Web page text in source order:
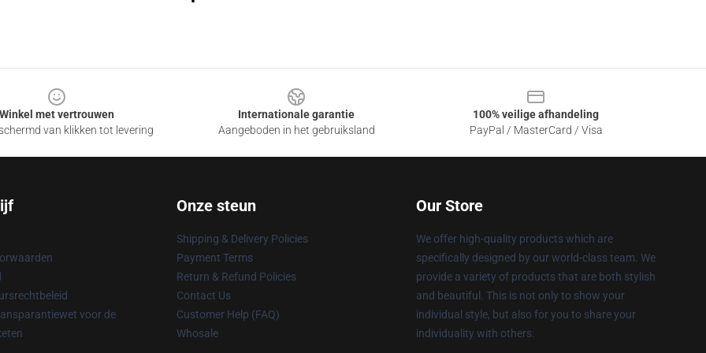
Winkel met vertrouwen
van klikken tot levering
Internationale garantie
Aangeboden in het gebruiksland
100% veilige afhandeling
PayPal / MasterCard / Visa
voor de
Onze steun
Shipping & Delivery Policies
Payment Terms
Return & Refund Policies
Contact Us
Customer Help (FAQ)
Whosale
Our Store
We offer high-quality products which are
specifically designed by our world-class team. We
provide a variety of products that are both stylish
and beautiful. This is not only to show your
individual style, but also for you to share your
individuality with others.